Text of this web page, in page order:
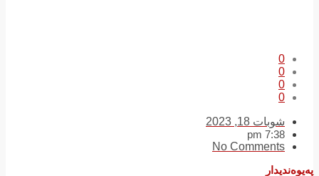
0
0
0
0
شوبات 18, 2023
7:38 pm
No Comments
پەیوەندیدار